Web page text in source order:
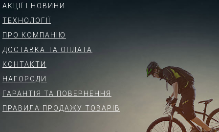
АКЦІЇ І НОВИНИ
ТЕХНОЛОГІЇ
ПРО КОМПАНІЮ
ДОСТАВКА ТА ОПЛАТА
КОНТАКТИ
НАГОРОДИ
ГАРАНТІЯ ТА ПОВЕРНЕННЯ
ПРАВИЛА ПРОДАЖУ ТОВАРІВ